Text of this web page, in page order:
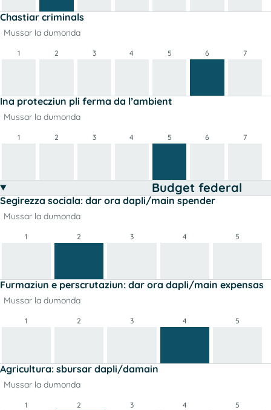
Chastiar criminals
Mussar la dumonda
1 2 3 4 5 6 7
Ina protecziun pli ferma da l’ambient
Mussar la dumonda
1 2 3 4 5 6 7
Budget federal
Segirezza sociala: dar ora dapli/main spender
Mussar la dumonda
1 2 3 4 5
Furmaziun e perscrutaziun: dar ora dapli/main expensas
Mussar la dumonda
1 2 3 4 5
Agricultura: sbursar dapli/damain
Mussar la dumonda
1 2 3 4 5